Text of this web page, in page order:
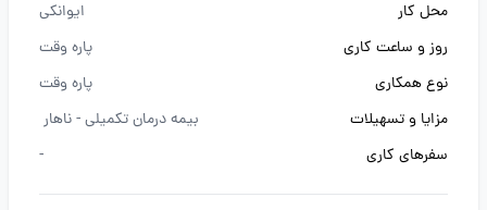
محل کار
ایوانکی
روز و ساعت کاری
پاره وقت
نوع همکاری
پاره وقت
مزایا و تسهیلات
بیمه درمان تکمیلی -ناهار
سفرهای کاری
-